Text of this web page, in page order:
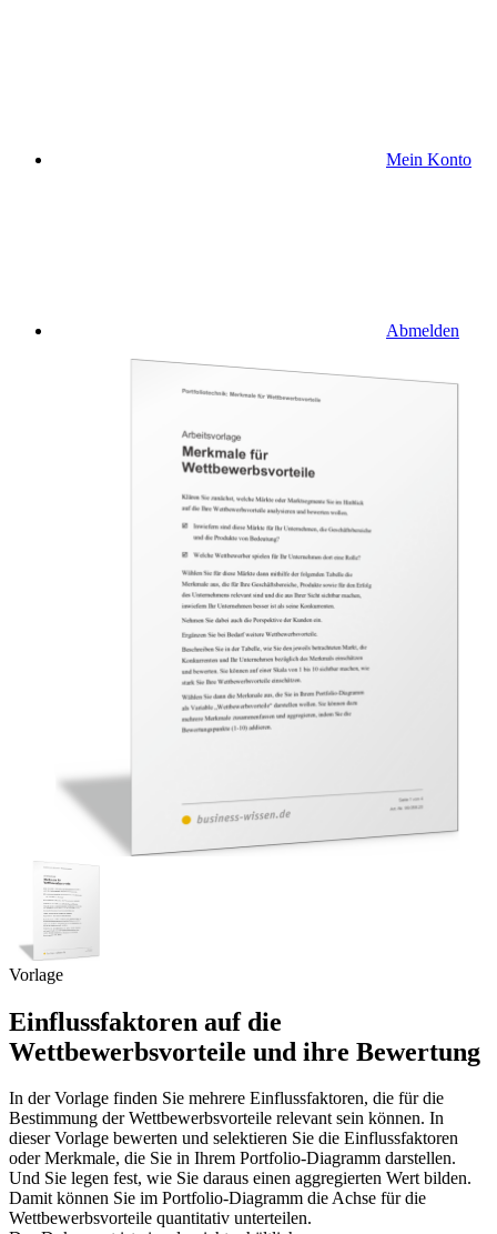
Mein Konto
Abmelden
Vorlage
Einflussfaktoren auf die
Wettbewerbsvorteile und ihre Bewertung
In der Vorlage finden Sie mehrere Einflussfaktoren, die für die
Bestimmung der Wettbewerbsvorteile relevant sein können. In
dieser Vorlage bewerten und selektieren Sie die Einflussfaktoren
oder Merkmale, die Sie in Ihrem Portfolio-Diagramm darstellen.
Und Sie legen fest, wie Sie daraus einen aggregierten Wert bilden.
Damit können Sie im Portfolio-Diagramm die Achse für die
Wettbewerbsvorteile quantitativ unterteilen.